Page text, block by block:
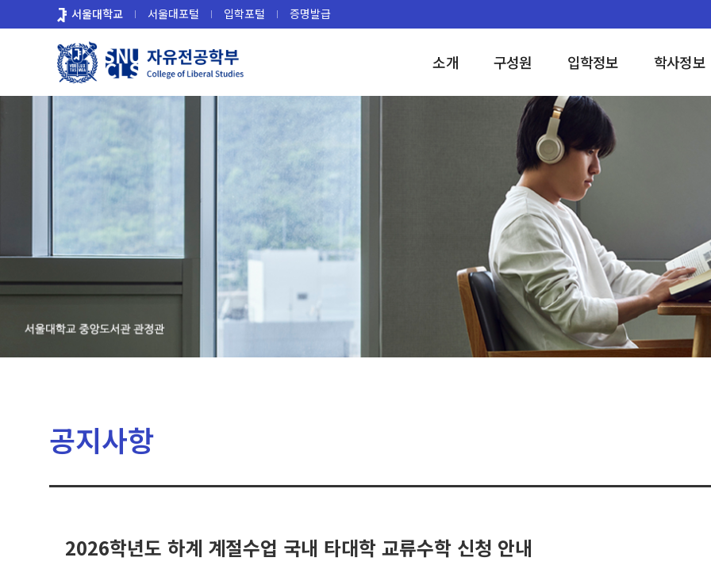
로
서울대학교 서울대포털 입학포털 증명발급
소개 구성원 입학정보 학사정보
공지사항
2026학년도 하계 계절수업 국내 타대학 교류수학 신청 안내